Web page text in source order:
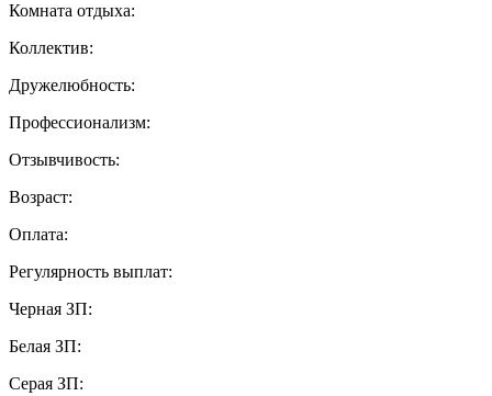
Комната отдыха:
Коллектив:
Дружелюбность:
Профессионализм:
Отзывчивость:
Возраст:
Оплата:
Регулярность выплат:
Черная ЗП:
Белая ЗП:
Серая ЗП: